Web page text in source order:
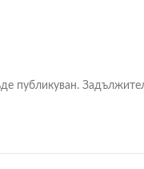
публикуван.